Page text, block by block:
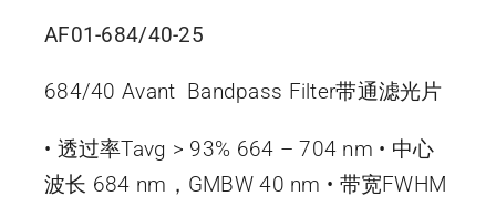
AF01-684/40-25
684/40 Avant Bandpass Filter带通滤光片
• 透过率Tavg > 93% 664 – 704 nm • 中心
波长 684 nm，GMBW 40 nm • 带宽FWHM